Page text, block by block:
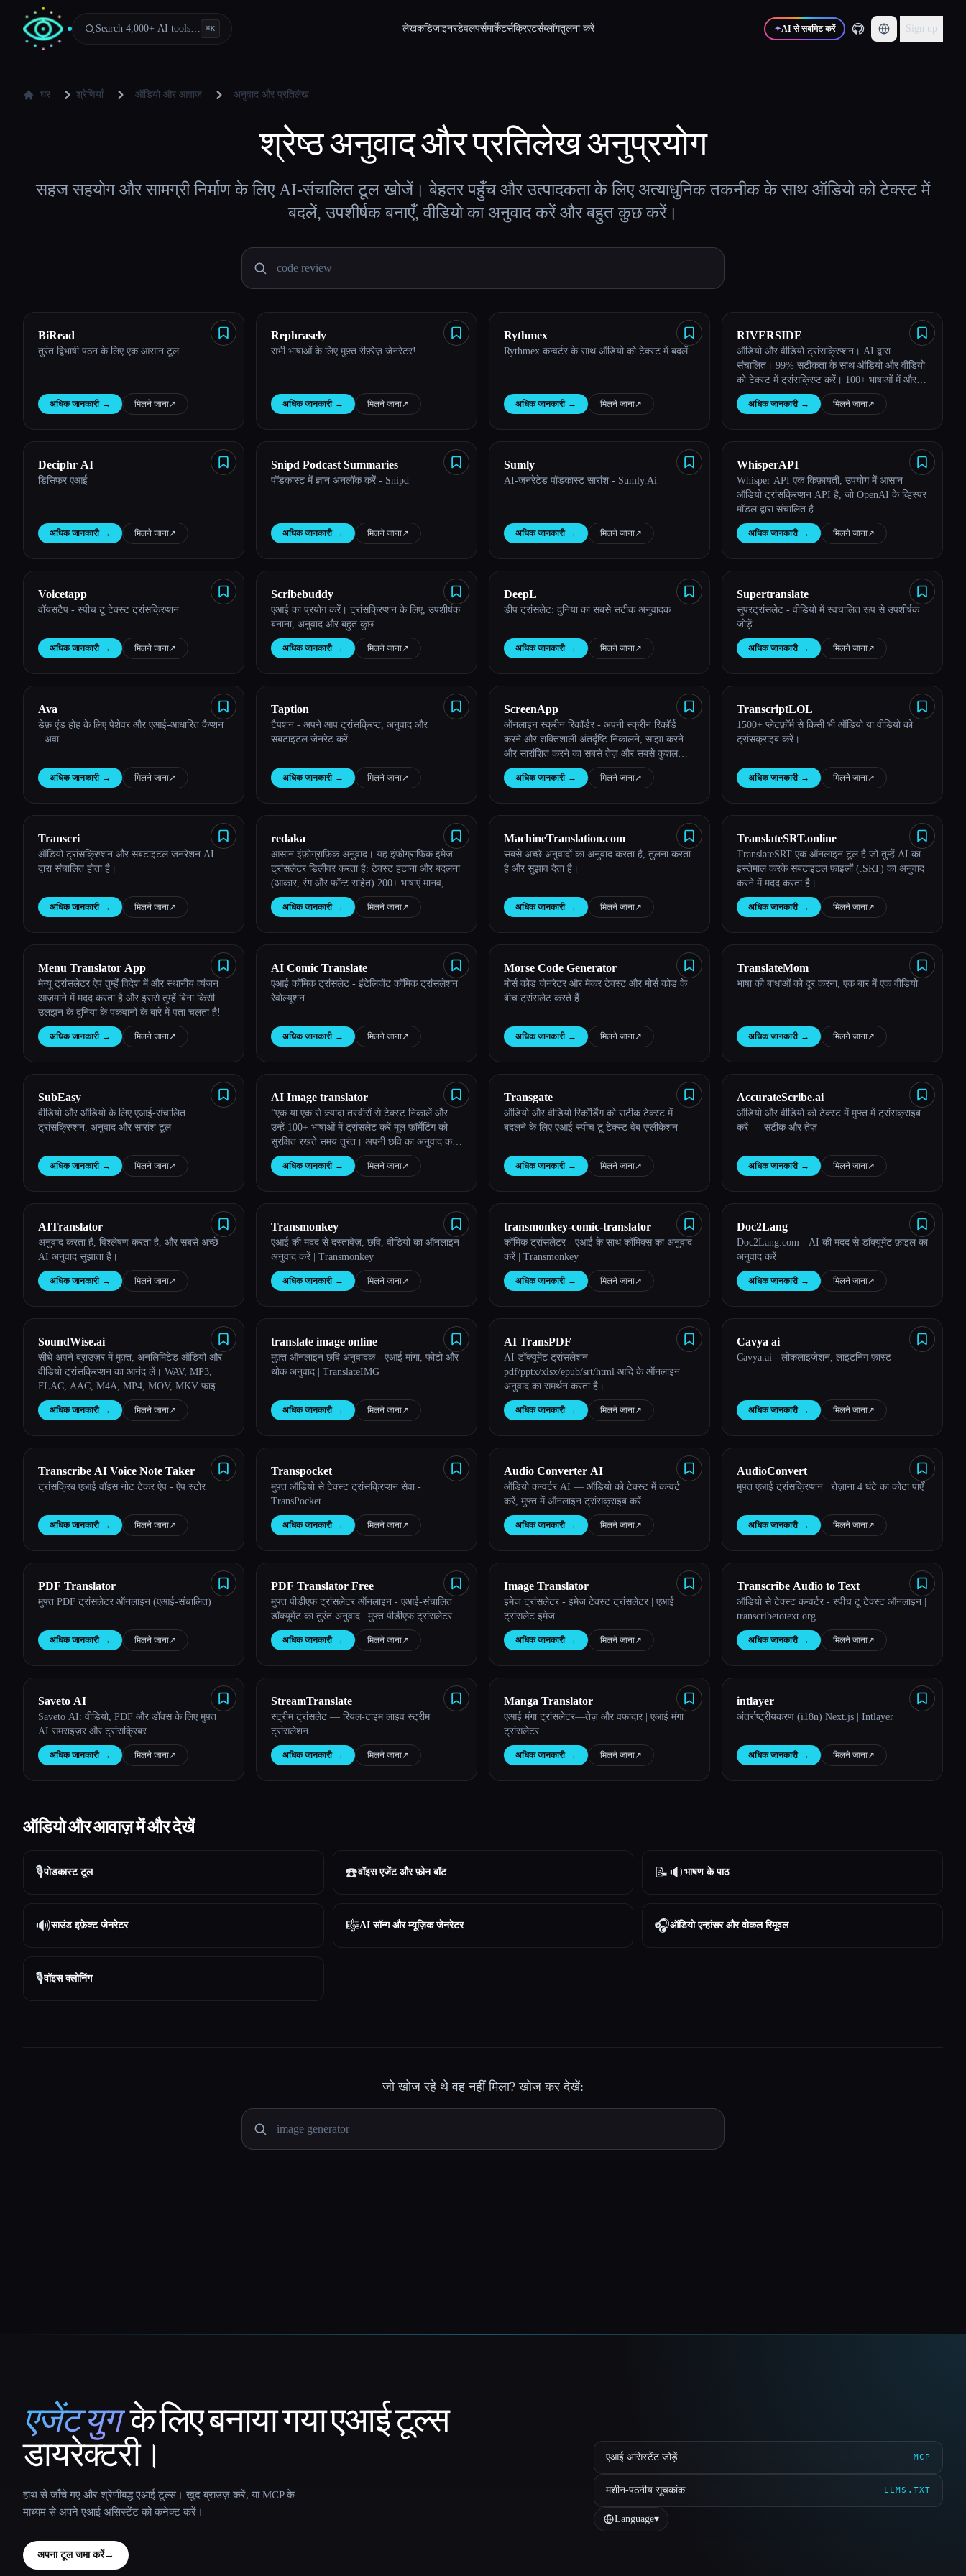
Search 4,000+ AI tools… ⌘K लेखकडिज़ाइनरडेवलपर्समार्केटर्सक्रिएटर्सब्लॉगतुलना करें ✦AI से सबमिट करें Sign up
घर श्रेणियाँ ऑडियो और आवाज़ अनुवाद और प्रतिलेख
श्रेष्ठअनुवाद और प्रतिलेखअनुप्रयोग
सहज सहयोग और सामग्री निर्माण के लिए AI-संचालित टूल खोजें। बेहतर पहुँच और उत्पादकता के लिए अत्याधुनिक तकनीक के साथ ऑडियो को टेक्स्ट में
बदलें, उपशीर्षक बनाएँ, वीडियो का अनुवाद करें और बहुत कुछ करें।
BiRead
तुरंत द्विभाषी पठन के लिए एक आसान टूल
अधिक जानकारी → मिलने जाना↗︎
Rephrasely
सभी भाषाओं के लिए मुफ़्त रीफ़्रेज़ जेनरेटर!
अधिक जानकारी → मिलने जाना↗︎
Rythmex
Rythmex कन्वर्टर के साथ ऑडियो को टेक्स्ट में बदलें
अधिक जानकारी → मिलने जाना↗︎
RIVERSIDE
ऑडियो और वीडियो ट्रांसक्रिप्शन। AI द्वारा
संचालित। 99% सटीकता के साथ ऑडियो और वीडियो
को टेक्स्ट में ट्रांसक्रिप्ट करें। 100+ भाषाओं में और
मुफ़्त में उपलब्ध है।
अधिक जानकारी → मिलने जाना↗︎
Deciphr AI
डिसिफर एआई
अधिक जानकारी → मिलने जाना↗︎
Snipd Podcast Summaries
पॉडकास्ट में ज्ञान अनलॉक करें - Snipd
अधिक जानकारी → मिलने जाना↗︎
Sumly
AI-जनरेटेड पॉडकास्ट सारांश - Sumly.Ai
अधिक जानकारी → मिलने जाना↗︎
WhisperAPI
Whisper API एक किफ़ायती, उपयोग में आसान
ऑडियो ट्रांसक्रिप्शन API है, जो OpenAI के व्हिस्पर
मॉडल द्वारा संचालित है
अधिक जानकारी → मिलने जाना↗︎
Voicetapp
वॉयसटैप - स्पीच टू टेक्स्ट ट्रांसक्रिप्शन
अधिक जानकारी → मिलने जाना↗︎
Scribebuddy
एआई का प्रयोग करें। ट्रांसक्रिप्शन के लिए, उपशीर्षक
बनाना, अनुवाद और बहुत कुछ
अधिक जानकारी → मिलने जाना↗︎
DeepL
डीप ट्रांसलेट: दुनिया का सबसे सटीक अनुवादक
अधिक जानकारी → मिलने जाना↗︎
Supertranslate
सुपरट्रांसलेट - वीडियो में स्वचालित रूप से उपशीर्षक
जोड़ें
अधिक जानकारी → मिलने जाना↗︎
Ava
डेफ़ एंड होह के लिए पेशेवर और एआई-आधारित कैप्शन
- अवा
अधिक जानकारी → मिलने जाना↗︎
Taption
टैपशन - अपने आप ट्रांसक्रिप्ट, अनुवाद और
सबटाइटल जेनरेट करें
अधिक जानकारी → मिलने जाना↗︎
ScreenApp
ऑनलाइन स्क्रीन रिकॉर्डर - अपनी स्क्रीन रिकॉर्ड
करने और शक्तिशाली अंतर्दृष्टि निकालने, साझा करने
और सारांशित करने का सबसे तेज़ और सबसे कुशल
तरीका।
अधिक जानकारी → मिलने जाना↗︎
TranscriptLOL
1500+ प्लेटफ़ॉर्म से किसी भी ऑडियो या वीडियो को
ट्रांसक्राइब करें।
अधिक जानकारी → मिलने जाना↗︎
Transcri
ऑडियो ट्रांसक्रिप्शन और सबटाइटल जनरेशन AI
द्वारा संचालित होता है।
अधिक जानकारी → मिलने जाना↗︎
redaka
आसान इंफ़ोग्राफ़िक अनुवाद। यह इंफ़ोग्राफ़िक इमेज
ट्रांसलेटर डिलीवर करता है: टेक्स्ट हटाना और बदलना
(आकार, रंग और फॉन्ट सहित) 200+ भाषाएं मानव,
मशीन या तुम्हारा खुद का अनुवाद
अधिक जानकारी → मिलने जाना↗︎
MachineTranslation.com
सबसे अच्छे अनुवादों का अनुवाद करता है, तुलना करता
है और सुझाव देता है।
अधिक जानकारी → मिलने जाना↗︎
TranslateSRT.online
TranslateSRT एक ऑनलाइन टूल है जो तुम्हेंं AI का
इस्तेमाल करके सबटाइटल फ़ाइलों (.SRT) का अनुवाद
करने में मदद करता है।
अधिक जानकारी → मिलने जाना↗︎
Menu Translator App
मेन्यू ट्रांसलेटर ऐप तुम्हेंं विदेश में और स्थानीय व्यंजन
आज़माने में मदद करता है और इससे तुम्हेंं बिना किसी
उलझन के दुनिया के पकवानों के बारे में पता चलता है!
अधिक जानकारी → मिलने जाना↗︎
AI Comic Translate
एआई कॉमिक ट्रांसलेट - इंटेलिजेंट कॉमिक ट्रांसलेशन
रेवोल्यूशन
अधिक जानकारी → मिलने जाना↗︎
Morse Code Generator
मोर्स कोड जेनरेटर और मेकर टेक्स्ट और मोर्स कोड के
बीच ट्रांसलेट करते हैं
अधिक जानकारी → मिलने जाना↗︎
TranslateMom
भाषा की बाधाओं को दूर करना, एक बार में एक वीडियो
अधिक जानकारी → मिलने जाना↗︎
SubEasy
वीडियो और ऑडियो के लिए एआई-संचालित
ट्रांसक्रिप्शन, अनुवाद और सारांश टूल
अधिक जानकारी → मिलने जाना↗︎
AI Image translator
“एक या एक से ज़्यादा तस्वीरों से टेक्स्ट निकालें और
उन्हें 100+ भाषाओं में ट्रांसलेट करें मूल फ़ॉर्मेटिंग को
सुरक्षित रखते समय तुरंत। अपनी छवि का अनुवाद करने
की कोशिश करो बस एक क्लिक से!”
अधिक जानकारी → मिलने जाना↗︎
Transgate
ऑडियो और वीडियो रिकॉर्डिंग को सटीक टेक्स्ट में
बदलने के लिए एआई स्पीच टू टेक्स्ट वेब एप्लीकेशन
अधिक जानकारी → मिलने जाना↗︎
AccurateScribe.ai
ऑडियो और वीडियो को टेक्स्ट में मुफ्त में ट्रांसक्राइब
करें — सटीक और तेज़
अधिक जानकारी → मिलने जाना↗︎
AITranslator
अनुवाद करता है, विश्लेषण करता है, और सबसे अच्छे
AI अनुवाद सुझाता है।
अधिक जानकारी → मिलने जाना↗︎
Transmonkey
एआई की मदद से दस्तावेज़, छवि, वीडियो का ऑनलाइन
अनुवाद करें | Transmonkey
अधिक जानकारी → मिलने जाना↗︎
transmonkey-comic-translator
कॉमिक ट्रांसलेटर - एआई के साथ कॉमिक्स का अनुवाद
करें | Transmonkey
अधिक जानकारी → मिलने जाना↗︎
Doc2Lang
Doc2Lang.com - AI की मदद से डॉक्यूमेंट फ़ाइल का
अनुवाद करें
अधिक जानकारी → मिलने जाना↗︎
SoundWise.ai
सीधे अपने ब्राउज़र में मुफ़्त, अनलिमिटेड ऑडियो और
वीडियो ट्रांसक्रिप्शन का आनंद लें। WAV, MP3,
FLAC, AAC, M4A, MP4, MOV, MKV फाइलों
को आसानी से सटीक टेक्स्ट में कन्वर्ट करें।
अधिक जानकारी → मिलने जाना↗︎
translate image online
मुफ़्त ऑनलाइन छवि अनुवादक - एआई मांगा, फोटो और
थोक अनुवाद | TranslateIMG
अधिक जानकारी → मिलने जाना↗︎
AI TransPDF
AI डॉक्यूमेंट ट्रांसलेशन |
pdf/pptx/xlsx/epub/srt/html आदि के ऑनलाइन
अनुवाद का समर्थन करता है।
अधिक जानकारी → मिलने जाना↗︎
Cavya ai
Cavya.ai - लोकलाइज़ेशन, लाइटनिंग फ़ास्ट
अधिक जानकारी → मिलने जाना↗︎
Transcribe AI Voice Note Taker
ट्रांसक्रिब एआई वॉइस नोट टेकर ऐप - ऐप स्टोर
अधिक जानकारी → मिलने जाना↗︎
Transpocket
मुफ़्त ऑडियो से टेक्स्ट ट्रांसक्रिप्शन सेवा -
TransPocket
अधिक जानकारी → मिलने जाना↗︎
Audio Converter AI
ऑडियो कन्वर्टर AI — ऑडियो को टेक्स्ट में कन्वर्ट
करें, मुफ्त में ऑनलाइन ट्रांसक्राइब करें
अधिक जानकारी → मिलने जाना↗︎
AudioConvert
मुफ़्त एआई ट्रांसक्रिप्शन | रोज़ाना 4 घंटे का कोटा पाएँ
अधिक जानकारी → मिलने जाना↗︎
PDF Translator
मुफ़्त PDF ट्रांसलेटर ऑनलाइन (एआई-संचालित)
अधिक जानकारी → मिलने जाना↗︎
PDF Translator Free
मुफ्त पीडीएफ ट्रांसलेटर ऑनलाइन - एआई-संचालित
डॉक्यूमेंट का तुरंत अनुवाद | मुफ्त पीडीएफ ट्रांसलेटर
अधिक जानकारी → मिलने जाना↗︎
Image Translator
इमेज ट्रांसलेटर - इमेज टेक्स्ट ट्रांसलेटर | एआई
ट्रांसलेट इमेज
अधिक जानकारी → मिलने जाना↗︎
Transcribe Audio to Text
ऑडियो से टेक्स्ट कन्वर्टर - स्पीच टू टेक्स्ट ऑनलाइन |
transcribetotext.org
अधिक जानकारी → मिलने जाना↗︎
Saveto AI
Saveto AI: वीडियो, PDF और डॉक्स के लिए मुफ़्त
AI समराइज़र और ट्रांसक्रिबर
अधिक जानकारी → मिलने जाना↗︎
StreamTranslate
स्ट्रीम ट्रांसलेट — रियल-टाइम लाइव स्ट्रीम
ट्रांसलेशन
अधिक जानकारी → मिलने जाना↗︎
Manga Translator
एआई मंगा ट्रांसलेटर—तेज़ और वफादार | एआई मंगा
ट्रांसलेटर
अधिक जानकारी → मिलने जाना↗︎
intlayer
अंतर्राष्ट्रीयकरण (i18n) Next.js | Intlayer
अधिक जानकारी → मिलने जाना↗︎
ऑडियो और आवाज़ में और देखें
🎙️पोडकास्ट टूल ☎️वॉइस एजेंट और फ़ोन बॉट 📝🔉भाषण के पाठ
🔊साउंड इफ़ेक्ट जेनरेटर 🎼AI सॉन्ग और म्यूज़िक जेनरेटर 🎧ऑडियो एन्हांसर और वोकल रिमूवल
🎙️वॉइस क्लोनिंग
जो खोज रहे थे वह नहीं मिला? खोज कर देखें:
That AI Collection
एजेंट युग के लिए बनाया गया एआई टूल्स
डायरेक्टरी।
हाथ से जाँचे गए और श्रेणीबद्ध एआई टूल्स। खुद ब्राउज़ करें, या MCP के
माध्यम से अपने एआई असिस्टेंट को कनेक्ट करें।
अपना टूल जमा करें→
एआई असिस्टेंट जोड़ें MCP
मशीन-पठनीय सूचकांक LLMS.TXT
Language▾